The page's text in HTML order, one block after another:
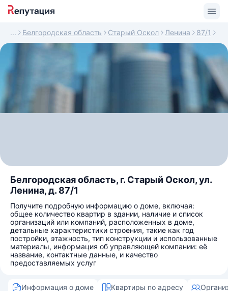
Белгородская область Старый Оскол Ленина 87/1
Белгородская область, г. Старый Оскол, ул.
Ленина, д. 87/1
Получите подробную информацию о доме, включая:
общее количество квартир в здании, наличие и список
организаций или компаний, расположенных в доме,
детальные характеристики строения, такие как год
постройки, этажность, тип конструкции и использованные
материалы, информация об управляющей компании: её
название, контактные данные, и качество
предоставляемых услуг
Информация о доме Квартиры по адресу